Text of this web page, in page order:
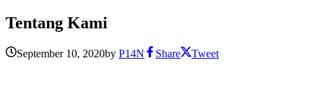
Tentang Kami
September 10, 2020by P14N Share Tweet